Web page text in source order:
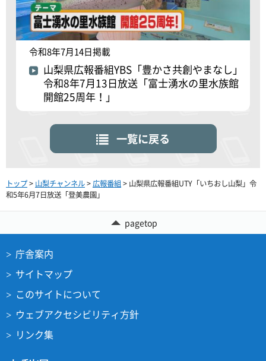
令和8年7月14日掲載
山梨県広報番組YBS「豊かさ共創やまなし」
令和8年7月13日放送「富士湧水の里水族館
開館25周年！」
一覧に戻る
トップ> 山梨チャンネル>広報番組> 山梨県広報番組UTY「いちおし山梨」令
和5年6月7日放送「登美農園」
pagetop
庁舎案内
サイトマップ
このサイトについて
ウェブアクセシビリティ方針
リンク集